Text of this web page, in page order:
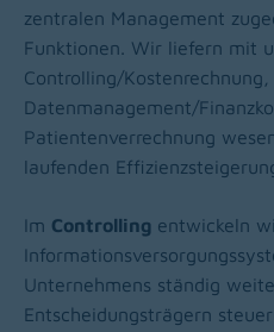
zentralen Management
Funktionen. Wir liefern mit
Controlling/Kostenrechnung,
Datenmanagement/
Patientenverrechnung
laufenden
Im Controlling entwickeln
Unternehmens ständig
Entscheidungsträgern